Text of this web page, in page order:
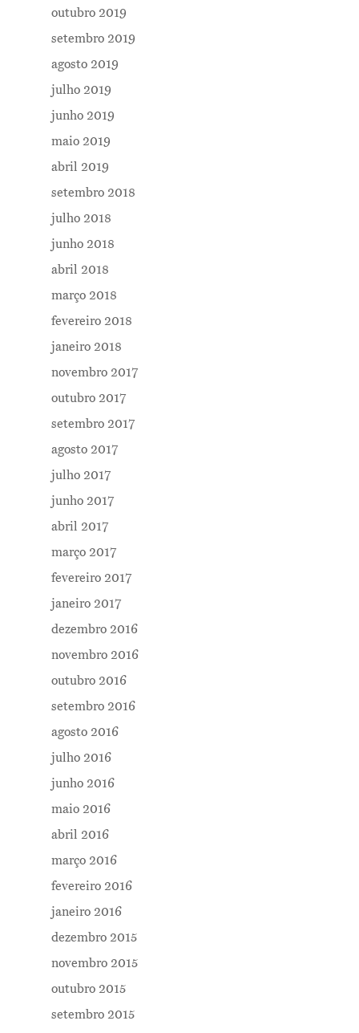
outubro 2019
setembro 2019
agosto 2019
julho 2019
junho 2019
maio 2019
abril 2019
setembro 2018
julho 2018
junho 2018
abril 2018
março 2018
fevereiro 2018
janeiro 2018
novembro 2017
outubro 2017
setembro 2017
agosto 2017
julho 2017
junho 2017
abril 2017
março 2017
fevereiro 2017
janeiro 2017
dezembro 2016
novembro 2016
outubro 2016
setembro 2016
agosto 2016
julho 2016
junho 2016
maio 2016
abril 2016
março 2016
fevereiro 2016
janeiro 2016
dezembro 2015
novembro 2015
outubro 2015
setembro 2015